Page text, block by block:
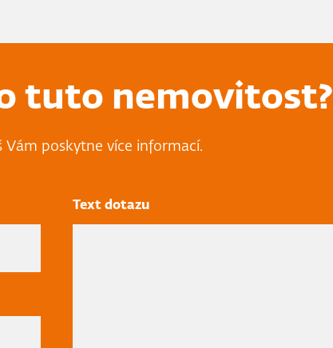
tuto nemovitost?
Vám poskytne více informací.
Text dotazu